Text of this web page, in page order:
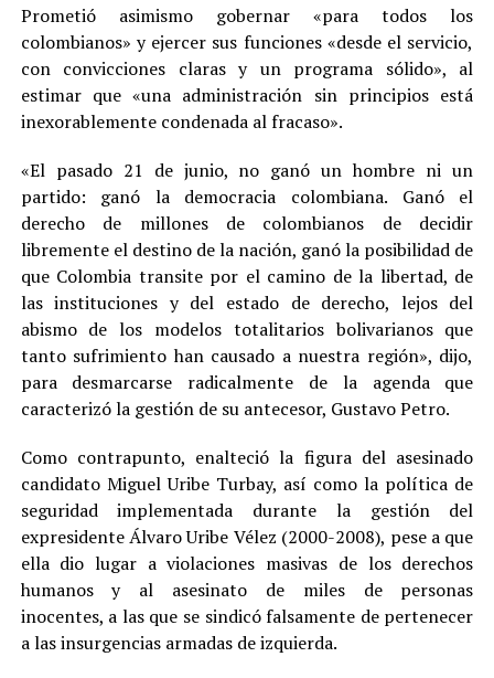
Prometió asimismo gobernar «para todos los
colombianos» y ejercer sus funciones «desde el servicio,
con convicciones claras y un programa sólido», al
estimar que «una administración sin principios está
inexorablemente condenada al fracaso».
«El pasado 21 de junio, no ganó un hombre ni un
partido: ganó la democracia colombiana. Ganó el
derecho de millones de colombianos de decidir
libremente el destino de la nación, ganó la posibilidad de
que Colombia transite por el camino de la libertad, de
las instituciones y del estado de derecho, lejos del
abismo de los modelos totalitarios bolivarianos que
tanto sufrimiento han causado a nuestra región», dijo,
para desmarcarse radicalmente de la agenda que
caracterizó la gestión de su antecesor, Gustavo Petro.
Como contrapunto, enalteció la figura del asesinado
candidato Miguel Uribe Turbay, así como la política de
seguridad implementada durante la gestión del
expresidente Álvaro Uribe Vélez (2000-2008), pese a que
ella dio lugar a violaciones masivas de los derechos
humanos y al asesinato de miles de personas
inocentes, a las que se sindicó falsamente de pertenecer
a las insurgencias armadas de izquierda.